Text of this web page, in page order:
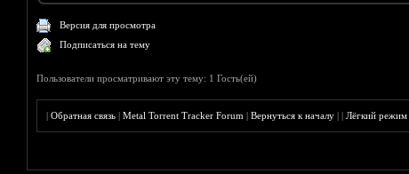
Версия для просмотра
Подписаться на тему
Пользователи просматривают эту тему: 1 Гость(ей)
|Обратная связь |Metal Torrent Tracker Forum |Вернуться к началу ||Лёгкий режим